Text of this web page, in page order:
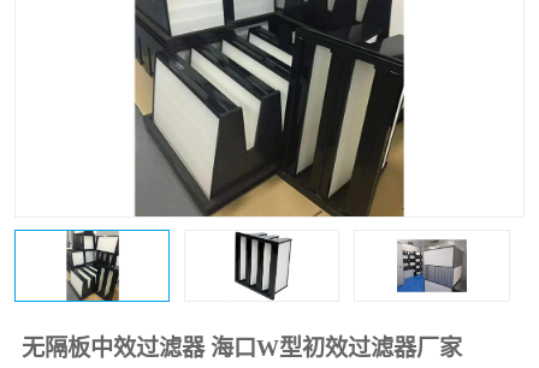
无隔板中效过滤器 海口W型初效过滤器厂家
食品饮料
光电车间
恒温恒湿净化空调 过滤器
百级